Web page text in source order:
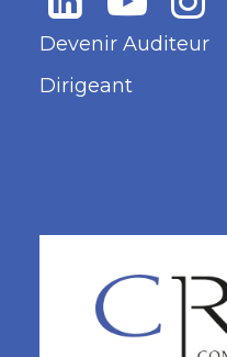
Devenir Auditeur
Dirigeant